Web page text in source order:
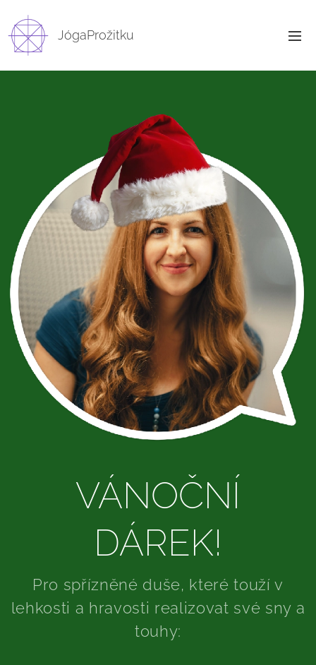
JógaProžitku
VÁNOČNÍ
DÁREK!
Pro spřízněné duše, které touží v
lehkosti a hravosti realizovat své sny a
touhy: